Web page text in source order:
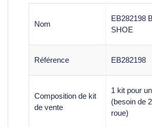
Nom
EB282198
SHOE
Référence EB282198
Composition de kit
de vente
1 kit pour
(besoin de
roue)